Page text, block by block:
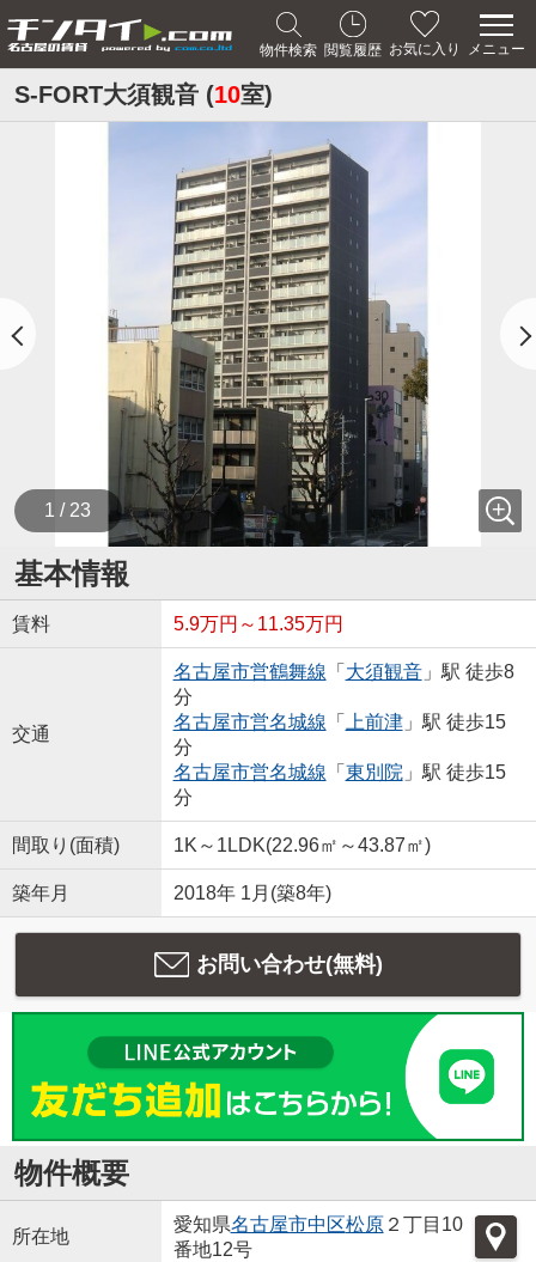
物件検索 閲覧履歴 お気に入り メニュー
S-FORT大須観音 (10室)
1 / 23
基本情報
賃料 5.9万円～11.35万円
交通
名古屋市営鶴舞線 「 大須観音」駅 徒歩8
分
名古屋市営名城線 「 上前津」駅 徒歩15
分
名古屋市営名城線 「 東別院 」駅 徒歩15
分
間取り(面積) 1K～1LDK(22.96㎡～43.87㎡)
築年月 2018年 1月(築8年)
お問い合わせ(無料)
物件概要
所在地
愛知県名古屋市中区松原２丁目10
番地12号